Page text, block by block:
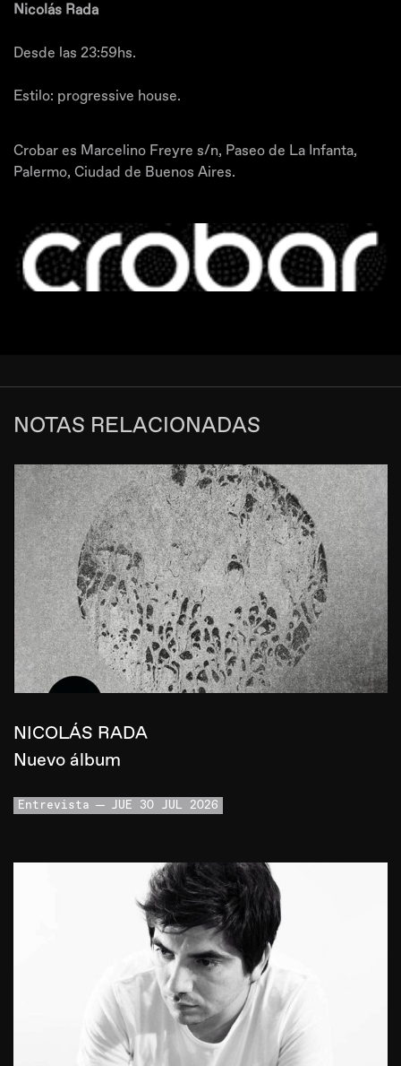
Nicolás Rada
Desde las 23:59hs.
Estilo: progressive house.
Crobar es Marcelino Freyre s/n, Paseo de La Infanta,
Palermo, Ciudad de Buenos Aires.
NOTAS RELACIONADAS
NICOLÁS RADA
Nuevo álbum
Entrevista JUE 30 JUL 2026